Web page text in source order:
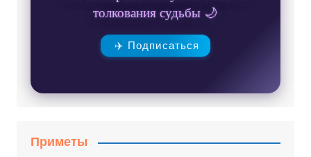
толкования судьбы 🌙
✈️ Подписаться
Приметы